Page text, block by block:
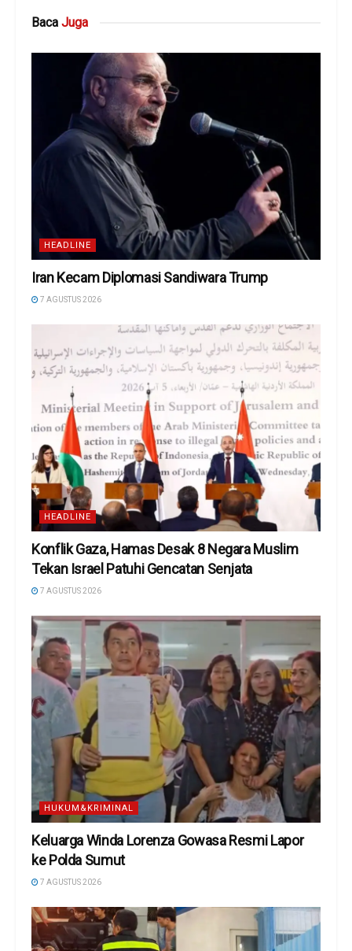
Baca Juga
HEADLINE
Iran Kecam Diplomasi Sandiwara Trump
7 AGUSTUS 2026
HEADLINE
Konflik Gaza, Hamas Desak 8 Negara Muslim
Tekan Israel Patuhi Gencatan Senjata
7 AGUSTUS 2026
HUKUM&KRIMINAL
Keluarga Winda Lorenza Gowasa Resmi Lapor
ke Polda Sumut
7 AGUSTUS 2026